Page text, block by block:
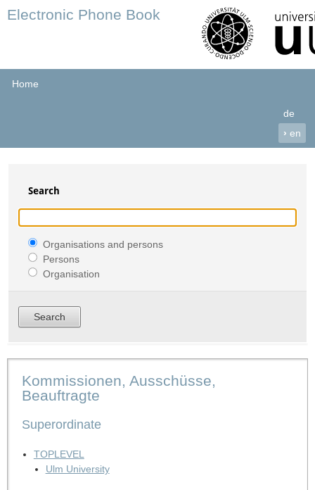
Electronic Phone Book
Home
de
› en
Search
Organisations and persons
Persons
Organisation
Kommissionen, Ausschüsse,
Beauftragte
Superordinate
TOPLEVEL
Ulm University